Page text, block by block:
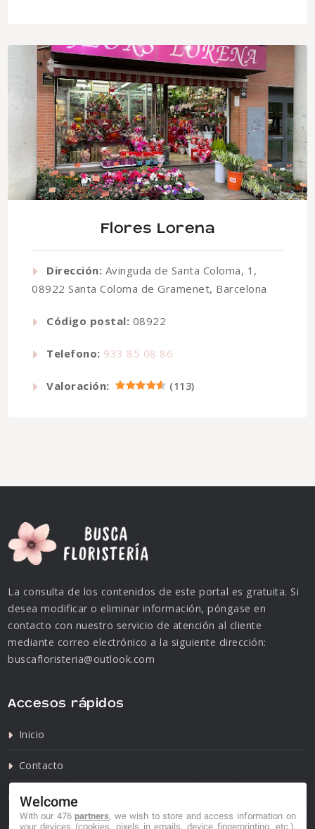
Flores Lorena
Dirección: Avinguda de Santa Coloma, 1,
08922 Santa Coloma de Gramenet, Barcelona
Código postal: 08922
Telefono: 933 85 08 86
Valoración: (113)
La consulta de los contenidos de este portal es gratuita. Si
desea modificar o eliminar información, póngase en
contacto con nuestro servicio de atención al cliente
mediante correo electrónico a la siguiente dirección:
buscafloristeria@outlook.com
Accesos rápidos
Inicio
Contacto
Política de privacidad
Welcome
With our 476partners, we wish to store and access information on
your devices (cookies, pixels in emails, device fingerprinting, etc.),